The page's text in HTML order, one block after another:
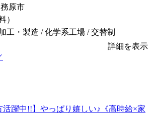
原市
）
工・製造 / 化学系工場 / 交替制
詳細を表示